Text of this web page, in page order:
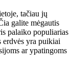
tačiau jų
galite mėgautis
palaiko populiarias
yra puikiai
ar ypatingoms